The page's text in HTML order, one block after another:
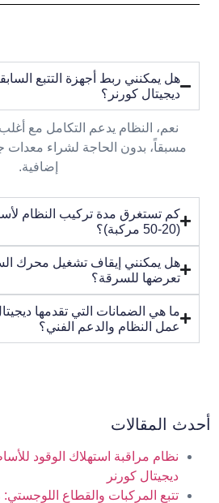
هل يمكنني ربط أجهزة التتبع
ديجيتال كورنر؟
نعم، النظام يدعم التكامل مع أغلب
مسبقاً، بدون الحاجة لشراء معدات
إضافية.
كم تستغرق مدة تركيب النظام
(20-50 مركبة)؟
هل يمكنني إيقاف تشغيل محرك
تعرضها للسرقة؟
ما هي الضمانات التي تقدمها ديجيتال
عمل النظام والدعم الفني؟
أحدث المقالات
نظام مراقبة استهلاك الوقود
ديجيتال كورنر
تتبع المركبات والقطاع